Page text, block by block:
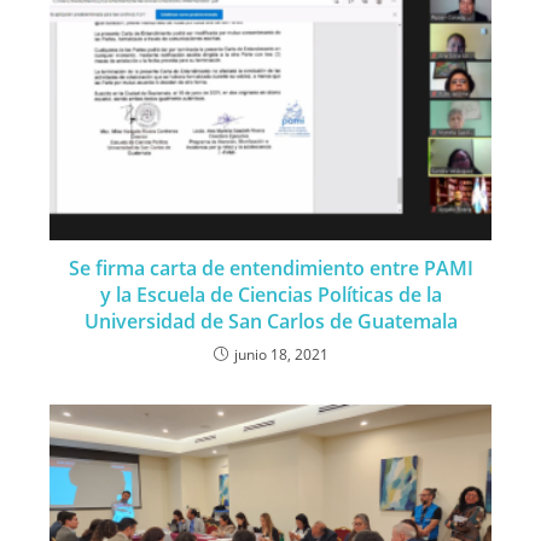
Se firma carta de entendimiento entre PAMI
y la Escuela de Ciencias Políticas de la
Universidad de San Carlos de Guatemala
junio 18, 2021